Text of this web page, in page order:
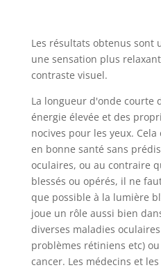
Les résultats obtenus sont
une sensation plus
contraste visuel.
La longueur d'onde courte
énergie élevée et des
nocives pour les yeux.
en bonne santé sans
oculaires, ou au contraire
blessés ou opérés, il ne
que possible à la lumière
joue un rôle aussi bien
diverses maladies
problèmes rétiniens etc)
cancer. Les médecins et